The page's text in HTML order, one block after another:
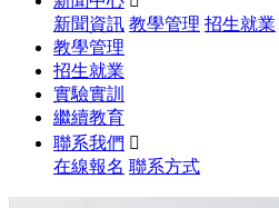
新聞資訊 教學管理 招生就業
教學管理
招生就業
實驗實訓
繼續教育
聯系我們 
在線報名 聯系方式